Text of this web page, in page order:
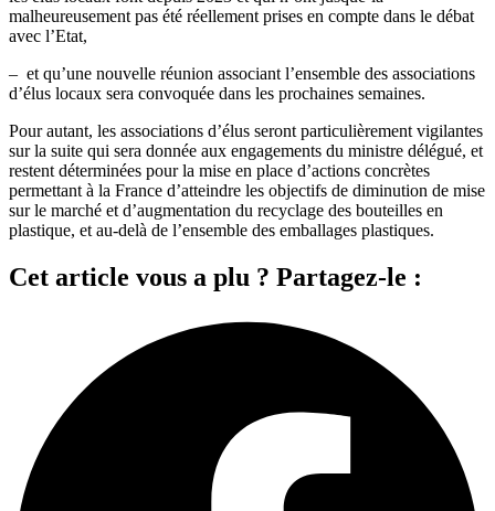
malheureusement pas été réellement prises en compte dans le débat
avec l’Etat,
– et qu’une nouvelle réunion associant l’ensemble des associations
d’élus locaux sera convoquée dans les prochaines semaines.
Pour autant, les associations d’élus seront particulièrement vigilantes
sur la suite qui sera donnée aux engagements du ministre délégué, et
restent déterminées pour la mise en place d’actions concrètes
permettant à la France d’atteindre les objectifs de diminution de mise
sur le marché et d’augmentation du recyclage des bouteilles en
plastique, et au-delà de l’ensemble des emballages plastiques.
Cet article vous a plu ? Partagez-le :